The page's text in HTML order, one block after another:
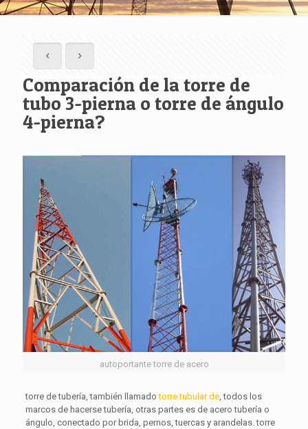
Comparación de la torre de
tubo 3-pierna o torre de ángulo
4-pierna?
autoportante torre de acero
torre de tubería, también llamadotorre tubular de, todos los
marcos de hacerse tubería, otras partes es de acero tubería o
ángulo, conectado por brida, pernos, tuercas y arandelas. torre